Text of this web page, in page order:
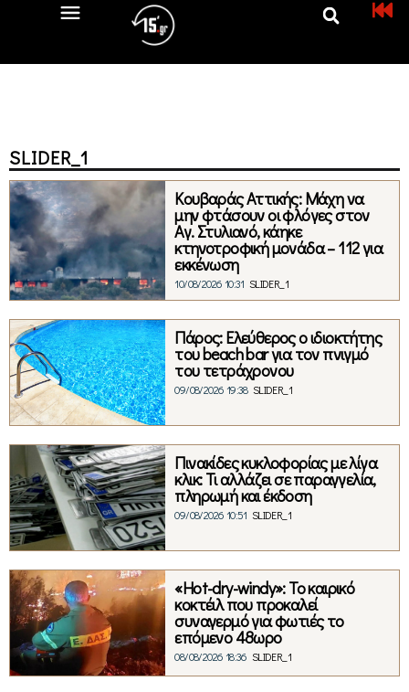
SLIDER_1
Κουβαράς Αττικής: Μάχη να
μην φτάσουν οι φλόγες στον
Αγ. Στυλιανό, κάηκε
κτηνοτροφική μονάδα – 112 για
εκκένωση
10/08/2026 10:31 SLIDER_1
Πάρος: Ελεύθερος ο ιδιοκτήτης
του beach bar για τον πνιγμό
του τετράχρονου
09/08/2026 19:38 SLIDER_1
Πινακίδες κυκλοφορίας με λίγα
κλικ: Τι αλλάζει σε παραγγελία,
πληρωμή και έκδοση
09/08/2026 10:51 SLIDER_1
«Hot-dry-windy»: Το καιρικό
κοκτέιλ που προκαλεί
συναγερμό για φωτιές το
επόμενο 48ωρο
08/08/2026 18:36 SLIDER_1